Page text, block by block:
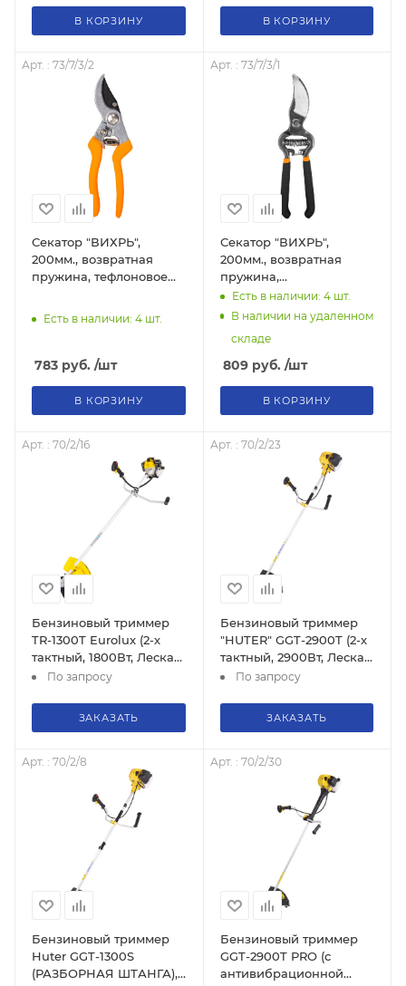
В КОРЗИНУ В КОРЗИНУ
Арт. : 73/7/3/2
Секатор "ВИХРЬ",
200мм., возвратная
пружина, тефлоновое
Есть в наличии: 4 шт.
783 руб. /шт
В КОРЗИНУ
Арт. : 73/7/3/1
Секатор "ВИХРЬ",
200мм., возвратная
пружина,
обрезиненные рукоятки
чёрные 73/7/3/1
Есть в наличии: 4шт.
В наличии на удаленном
складе
809руб. /шт
В КОРЗИНУ
Арт. : 70/2/16
Бензиновый триммер
TR-1300T Eurolux (2-х
тактный, 1800Вт, Леска/
нож, бензин АИ-92 +
По запросу
ЗАКАЗАТЬ
Арт. : 70/2/23
Бензиновый триммер
"HUTER" GGT-2900T (2-х
тактный, 2900Вт, Леска/
нож, бензин АИ-92 +
По запросу
ЗАКАЗАТЬ
Арт. : 70/2/8
Бензиновый триммер
Huter GGT-1300S
(РАЗБОРНАЯ ШТАНГА),
Арт. : 70/2/30
Бензиновый триммер
GGT-2900T PRO (с
антивибрационной